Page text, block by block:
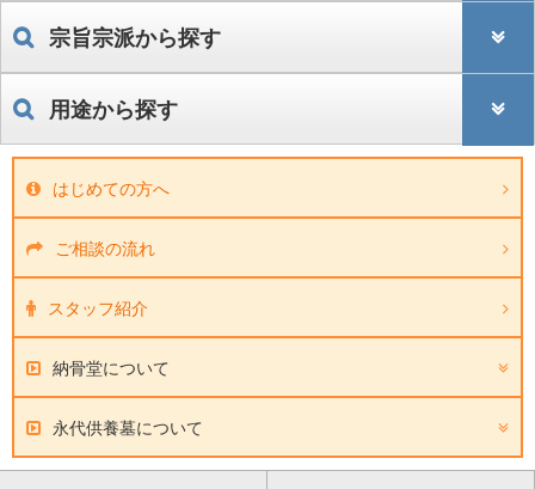
宗旨宗派から探す
用途から探す
はじめての方へ
ご相談の流れ
スタッフ紹介
納骨堂について
永代供養墓について